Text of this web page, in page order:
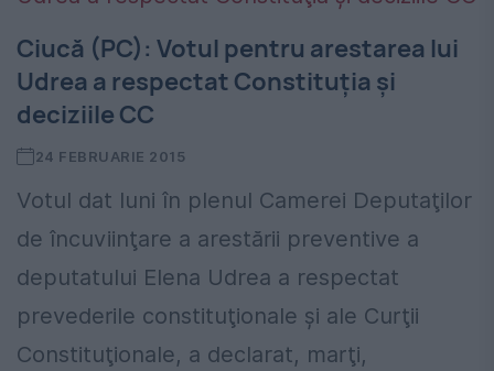
Ciucă (PC): Votul pentru arestarea lui
Udrea a respectat Constituţia şi
deciziile CC
24 FEBRUARIE 2015
Votul dat luni în plenul Camerei Deputaţilor
de încuviinţare a arestării preventive a
deputatului Elena Udrea a respectat
prevederile constituţionale şi ale Curţii
Constituţionale, a declarat, marţi,